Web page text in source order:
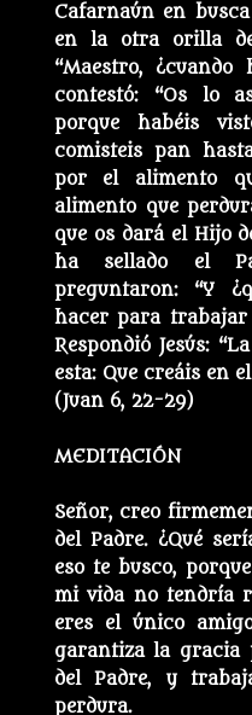
Cafarnaún en
en la otra orilla
“Maestro, ¿cuando
contestó: “Os lo
porque habéis
comisteis pan
por el alimento
alimento que
que os dará el Hijo
ha sellado el
preguntaron: “Y
hacer para trabajar
Respondió Jesús:
esta: Que creáis en
(Juan 6, 22-29)
MEDITACIÓN
Señor, creo
del Padre. ¿Qué
eso te busco,
mi vida no tendría
eres el único
garantiza la gracia
del Padre, y
perdura.